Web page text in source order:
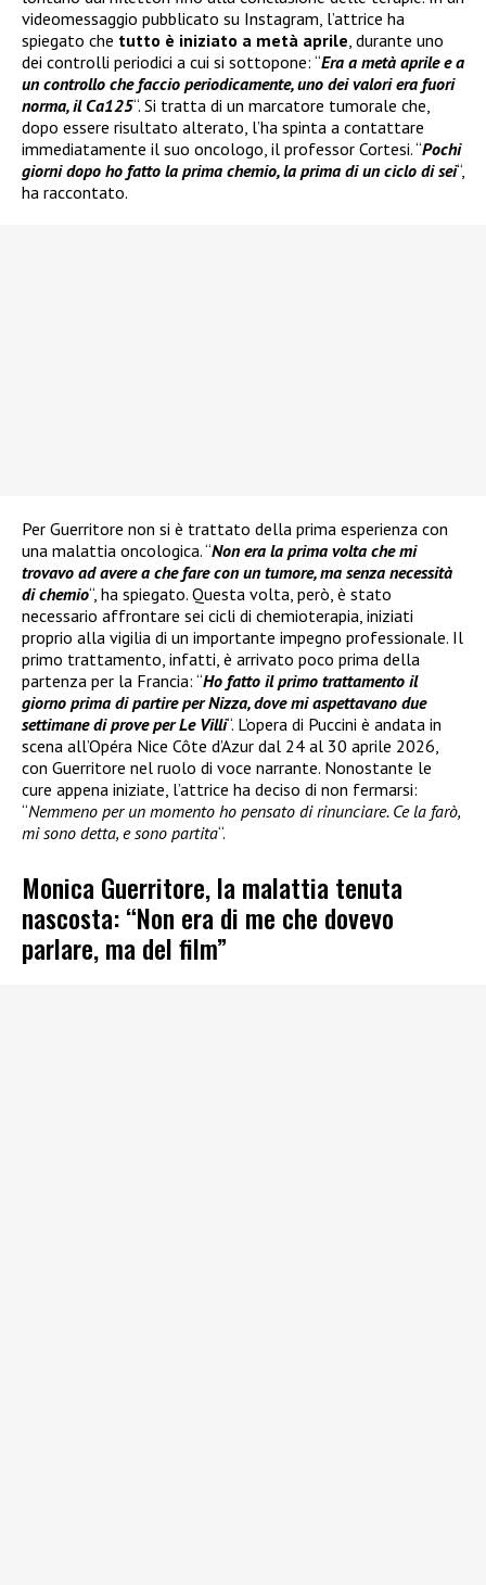
videomessaggio pubblicato su Instagram, l’attrice ha
spiegato che tutto è iniziato a metà aprile , durante uno
dei controlli periodici a cui si sottopone: “Era a metà aprile e a
un controllo che faccio periodicamente, uno dei valori era fuori
norma, il Ca125“. Si tratta di un marcatore tumorale che,
dopo essere risultato alterato, l’ha spinta a contattare
immediatamente il suo oncologo, il professor Cortesi. “Pochi
giorni dopo ho fatto la prima chemio, la prima di un ciclo di sei“,
ha raccontato.
Per Guerritore non si è trattato della prima esperienza con
una malattia oncologica. “Non era la prima volta che mi
trovavo ad avere a che fare con un tumore, ma senza necessità
di chemio“, ha spiegato. Questa volta, però, è stato
necessario affrontare sei cicli di chemioterapia, iniziati
proprio alla vigilia di un importante impegno professionale. Il
primo trattamento, infatti, è arrivato poco prima della
partenza per la Francia: “Ho fatto il primo trattamento il
giorno prima di partire per Nizza, dove mi aspettavano due
settimane di prove per Le Villi“. L’opera di Puccini è andata in
scena all’Opéra Nice Côte d’Azur dal 24 al 30 aprile 2026,
con Guerritore nel ruolo di voce narrante. Nonostante le
cure appena iniziate, l’attrice ha deciso di non fermarsi:
“Nemmeno per un momento ho pensato di rinunciare. Ce la farò,
mi sono detta, e sono partita“.
Monica Guerritore, la malattia tenuta
nascosta: “Non era di me che dovevo
parlare, ma del film”